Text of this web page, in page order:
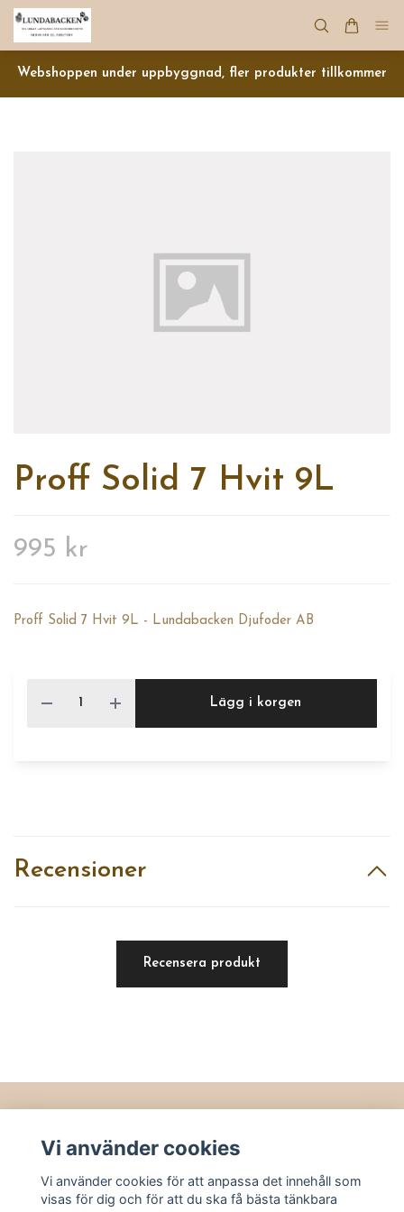
Webshoppen under uppbyggnad, fler produkter tillkommer
Proff Solid 7 Hvit 9L
995 kr
Proff Solid 7 Hvit 9L - Lundabacken Djufoder AB
Lägg i korgen
Recensioner
Recensera produkt
Köpvillkor
Kontakt
Utvalt
Vi använder cookies
Vi använder cookies för att anpassa det innehåll som
visas för dig och för att du ska få bästa tänkbara